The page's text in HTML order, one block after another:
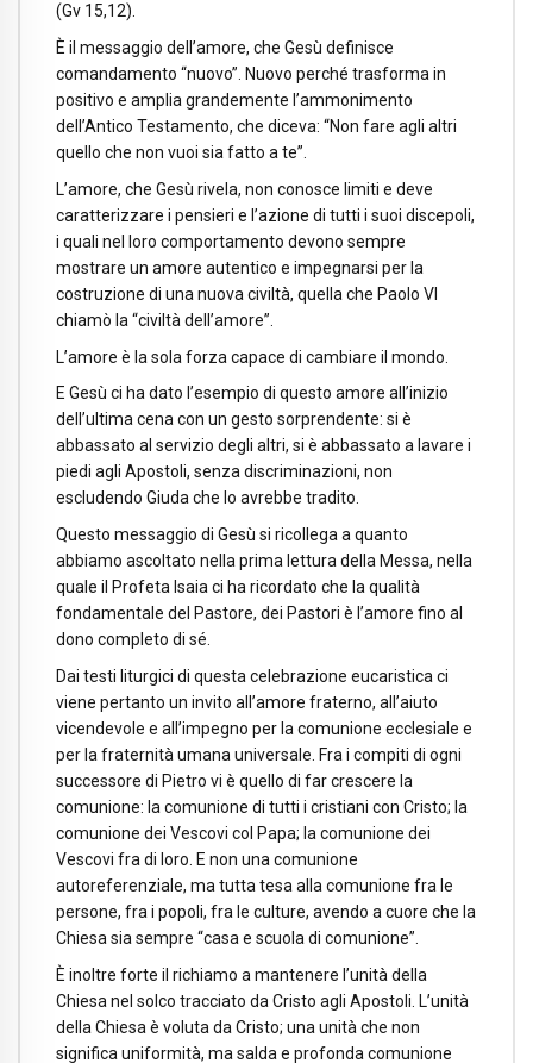
(Gv 15,12).
È il messaggio dell’amore, che Gesù definisce
comandamento “nuovo”. Nuovo perché trasforma in
positivo e amplia grandemente l’ammonimento
dell’Antico Testamento, che diceva: “Non fare agli altri
quello che non vuoi sia fatto a te”.
L’amore, che Gesù rivela, non conosce limiti e deve
caratterizzare i pensieri e l’azione di tutti i suoi discepoli,
i quali nel loro comportamento devono sempre
mostrare un amore autentico e impegnarsi per la
costruzione di una nuova civiltà, quella che Paolo VI
chiamò la “civiltà dell’amore”.
L’amore è la sola forza capace di cambiare il mondo.
E Gesù ci ha dato l’esempio di questo amore all’inizio
dell’ultima cena con un gesto sorprendente: si è
abbassato al servizio degli altri, si è abbassato a lavare i
piedi agli Apostoli, senza discriminazioni, non
escludendo Giuda che lo avrebbe tradito.
Questo messaggio di Gesù si ricollega a quanto
abbiamo ascoltato nella prima lettura della Messa, nella
quale il Profeta Isaia ci ha ricordato che la qualità
fondamentale del Pastore, dei Pastori è l’amore fino al
dono completo di sé.
Dai testi liturgici di questa celebrazione eucaristica ci
viene pertanto un invito all’amore fraterno, all’aiuto
vicendevole e all’impegno per la comunione ecclesiale e
per la fraternità umana universale. Fra i compiti di ogni
successore di Pietro vi è quello di far crescere la
comunione: la comunione di tutti i cristiani con Cristo; la
comunione dei Vescovi col Papa; la comunione dei
Vescovi fra di loro. E non una comunione
autoreferenziale, ma tutta tesa alla comunione fra le
persone, fra i popoli, fra le culture, avendo a cuore che la
Chiesa sia sempre “casa e scuola di comunione”.
È inoltre forte il richiamo a mantenere l’unità della
Chiesa nel solco tracciato da Cristo agli Apostoli. L’unità
della Chiesa è voluta da Cristo; una unità che non
significa uniformità, ma salda e profonda comunione